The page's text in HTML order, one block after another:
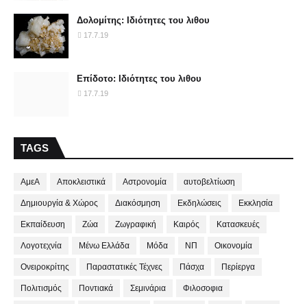
Δολομίτης: Ιδιότητες του λιθου
17.7.19
Επίδοτο: Ιδιότητες του λιθου
17.7.19
TAGS
ΑμεΑ Αποκλειστικά Αστρονομία αυτοβελτίωση
Δημιουργία & Χώρος Διακόσμηση Εκδηλώσεις Εκκλησία
Εκπαίδευση Ζώα Ζωγραφική Καιρός Κατασκευές
Λογοτεχνία Μένω Ελλάδα Μόδα ΝΠ Οικονομία
Ονειροκρίτης Παραστατικές Τέχνες Πάσχα Περίεργα
Πολιτισμός Ποντιακά Σεμινάρια Φιλοσοφια